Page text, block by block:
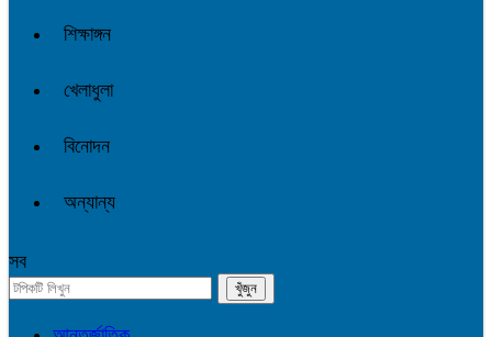
শিক্ষাঙ্গন
খেলাধুলা
বিনোদন
অন্যান্য
সব